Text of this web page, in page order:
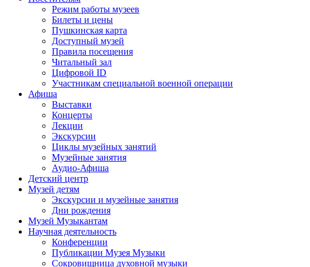
Режим работы музеев
Билеты и цены
Пушкинская карта
Доступный музей
Правила посещения
Читальный зал
Цифровой ID
Участникам специальной военной операции
Афиша
Выставки
Концерты
Лекции
Экскурсии
Циклы музейных занятий
Музейные занятия
Аудио-Афиша
Детский центр
Музей детям
Экскурсии и музейные занятия
Дни рождения
Музей Музыкантам
Научная деятельность
Конференции
Публикации Музея Музыки
Сокровищница духовной музыки